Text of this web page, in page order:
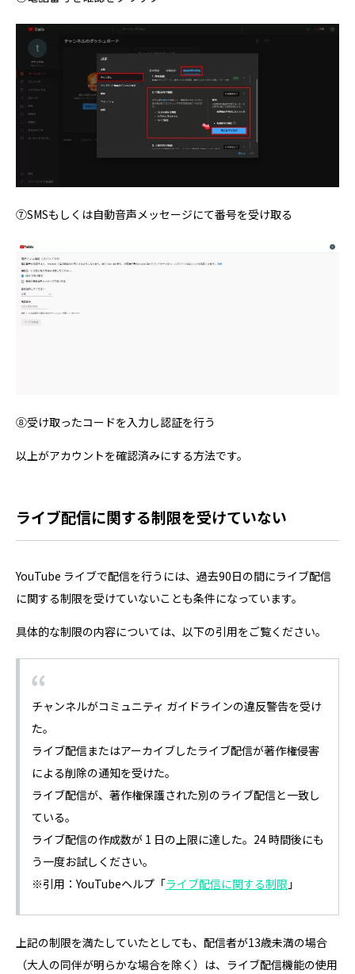
⑦SMSもしくは自動音声メッセージにて番号を受け取る
⑧受け取ったコードを入力し認証を行う
以上がアカウントを確認済みにする方法です。
ライブ配信に関する制限を受けていない
YouTube ライブで配信を行うには、過去90日の間にライブ配信
に関する制限を受けていないことも条件になっています。
具体的な制限の内容については、以下の引用をご覧ください。
チャンネルがコミュニティ ガイドラインの違反警告を受け
た。
ライブ配信またはアーカイブしたライブ配信が著作権侵害
による削除の通知を受けた。
ライブ配信が、著作権保護された別のライブ配信と一致し
ている。
ライブ配信の作成数が 1 日の上限に達した。24 時間後にも
う一度お試しください。
※引用：YouTubeヘルプ「ライブ配信に関する制限 」
上記の制限を満たしていたとしても、配信者が13歳未満の場合
（大人の同伴が明らかな場合を除く）は、ライブ配信機能の使用